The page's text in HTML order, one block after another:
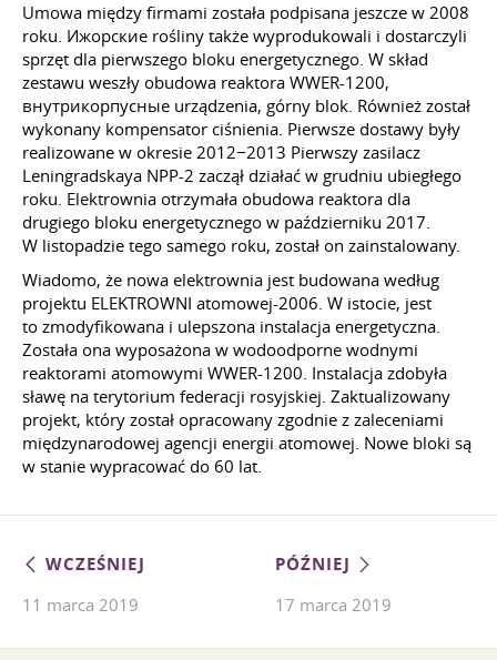
Umowa między firmami została podpisana jeszcze w 2008
roku. Ижорские rośliny także wyprodukowali i dostarczyli
sprzęt dla pierwszego bloku energetycznego. W skład
zestawu weszły obudowa reaktora WWER-1200,
внутрикорпусные urządzenia, górny blok. Również został
wykonany kompensator ciśnienia. Pierwsze dostawy były
realizowane w okresie 2012−2013 Pierwszy zasilacz
Leningradskaya NPP-2 zaczął działać w grudniu ubiegłego
roku. Elektrownia otrzymała obudowa reaktora dla
drugiego bloku energetycznego w październiku 2017.
W listopadzie tego samego roku, został on zainstalowany.
Wiadomo, że nowa elektrownia jest budowana według
projektu ELEKTROWNI atomowej-2006. W istocie, jest
to zmodyfikowana i ulepszona instalacja energetyczna.
Została ona wyposażona w wodoodporne wodnymi
reaktorami atomowymi WWER-1200. Instalacja zdobyła
sławę na terytorium federacji rosyjskiej. Zaktualizowany
projekt, który został opracowany zgodnie z zaleceniami
międzynarodowej agencji energii atomowej. Nowe bloki są
w stanie wypracować do 60 lat.
WCZEŚNIEJ
11 marca 2019
PÓŹNIEJ
17 marca 2019